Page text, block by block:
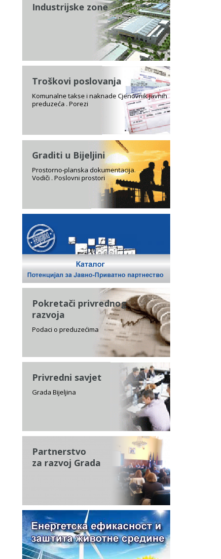
Industrijske zone
Troškovi poslovanja
Komunalne takse i naknade Cjenovnik javnih
preduzeća . Porezi
Graditi u Bijeljini
Prostorno-planska dokumentacija.
Vodiči . Poslovni prostori
Pokretači privrednog
razvoja
Podaci o preduzećima
Privredni savjet
Grada Bijeljina
Partnerstvo
za razvoj Grada